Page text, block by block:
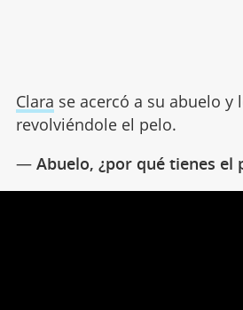
Clara se acercó a su abuelo y
revolviéndole el pelo.
—Abuelo, ¿por qué tienes el